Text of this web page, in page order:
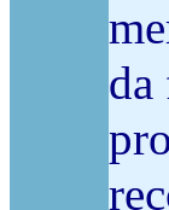
da